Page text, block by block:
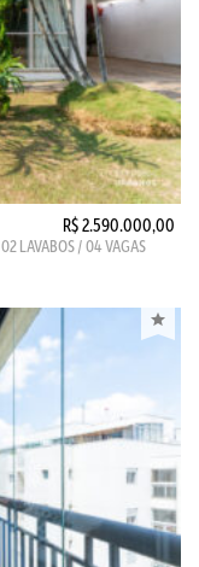
R$ 2.590.000,00
LAVABOS / 04 VAGAS